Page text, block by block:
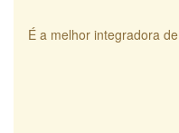
É a melhor integradora